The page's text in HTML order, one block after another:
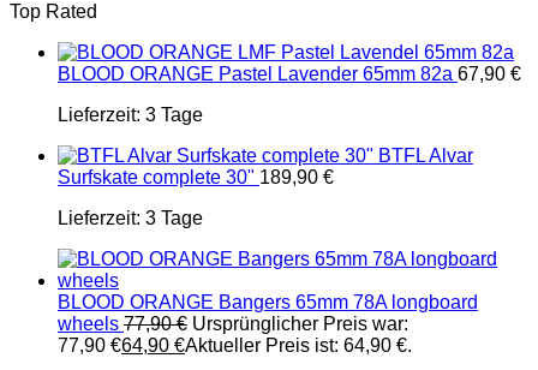
Top Rated
BLOOD ORANGE Pastel Lavender 65mm 82a 67,90 €
Lieferzeit: 3 Tage
BTFL Alvar
Surfskate complete 30" 189,90 €
Lieferzeit: 3 Tage
BLOOD ORANGE Bangers 65mm 78A longboard
wheels 77,90€ Ursprünglicher Preis war:
77,90 €64,90 €Aktueller Preis ist: 64,90 €.